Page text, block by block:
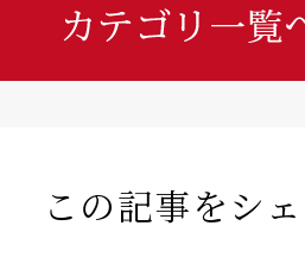
この記事をシ